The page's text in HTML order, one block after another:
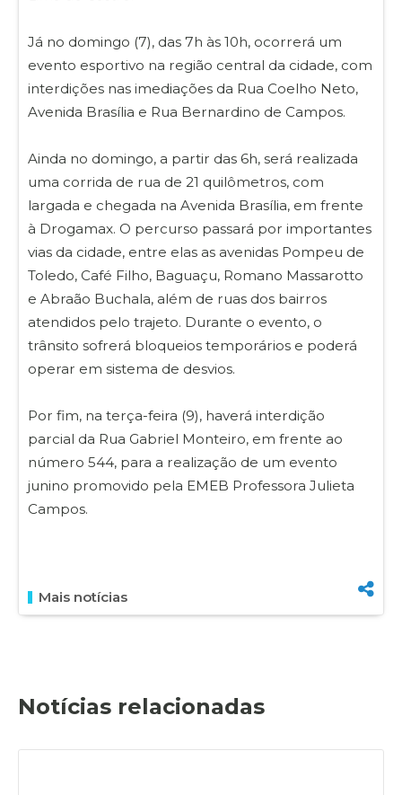
Já no domingo (7), das 7h às 10h, ocorrerá um
evento esportivo na região central da cidade, com
interdições nas imediações da Rua Coelho Neto,
Avenida Brasília e Rua Bernardino de Campos.
Ainda no domingo, a partir das 6h, será realizada
uma corrida de rua de 21 quilômetros, com
largada e chegada na Avenida Brasília, em frente
à Drogamax. O percurso passará por importantes
vias da cidade, entre elas as avenidas Pompeu de
Toledo, Café Filho, Baguaçu, Romano Massarotto
e Abraão Buchala, além de ruas dos bairros
atendidos pelo trajeto. Durante o evento, o
trânsito sofrerá bloqueios temporários e poderá
operar em sistema de desvios.
Por fim, na terça-feira (9), haverá interdição
parcial da Rua Gabriel Monteiro, em frente ao
número 544, para a realização de um evento
junino promovido pela EMEB Professora Julieta
Campos.
Mais notícias
Notícias relacionadas